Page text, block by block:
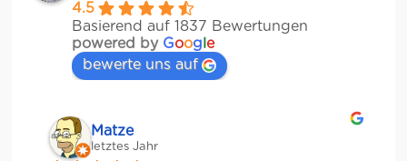
4.5
Basierend auf 1837 Bewertungen
powered by Google
bewerte uns auf
Matze
letztes Jahr